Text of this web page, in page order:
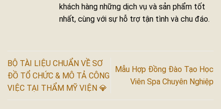
khách hàng những dịch vụ và sản phẩm tốt
nhất, cùng với sự hỗ trợ tận tình và chu đáo.
BỘ TÀI LIỆU CHUẨN VỀ SƠ
ĐỒ TỔ CHỨC & MÔ TẢ CÔNG
VIỆC TẠI THẨM MỸ VIỆN 💎
Mẫu Hợp Đồng Đào Tạo Học
Viên Spa Chuyên Nghiệp